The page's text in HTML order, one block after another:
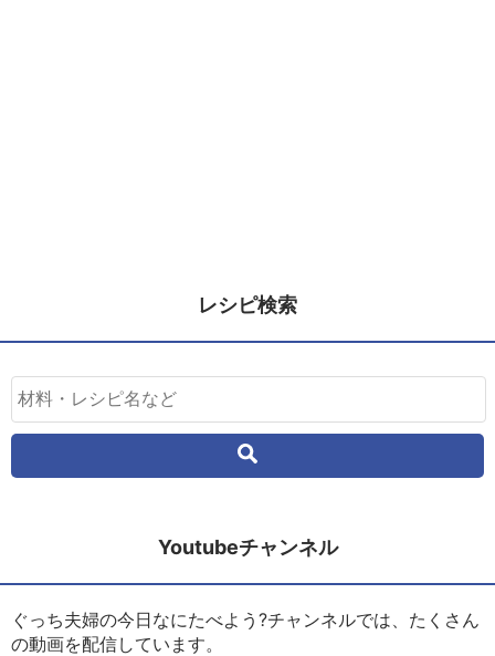
レシピ検索
Youtubeチャンネル
ぐっち夫婦の今日なにたべよう?チャンネルでは、たくさん
の動画を配信しています。